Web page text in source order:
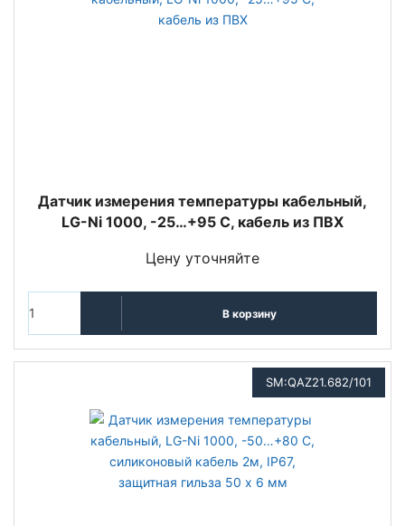
Датчик измерения температуры кабельный,
LG-Ni 1000, -25…+95 С, кабель из ПВХ
Цену уточняйте
В корзину
SM:QAZ21.682/101